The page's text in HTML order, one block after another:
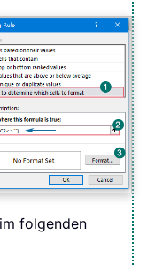
folgenden